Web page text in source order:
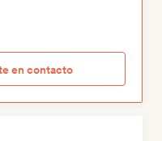
en contacto